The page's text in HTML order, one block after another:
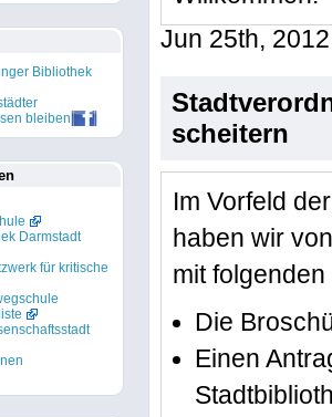
Jun 25th, 2012
scheitern
Im Vorfeld
haben wir
mit
Die
Einen
Bibliothek
bleiben
Darmstadt
für kritische